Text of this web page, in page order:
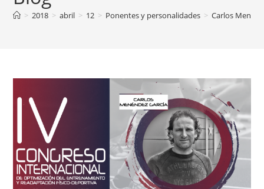
> 2018 > abril > 12 > Ponentes y personalidades > Carlos